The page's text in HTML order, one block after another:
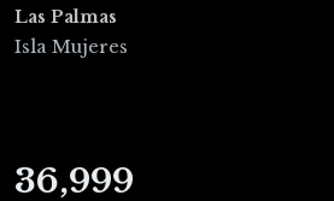
Las Palmas
Isla Mujeres
36,999